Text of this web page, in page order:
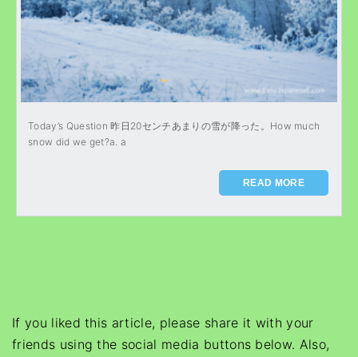
Today’s Question 昨日20センチあまりの雪が降った。How much
snow did we get?a. a
READ MORE
If you liked this article, please share it with your
friends using the social media buttons below. Also,